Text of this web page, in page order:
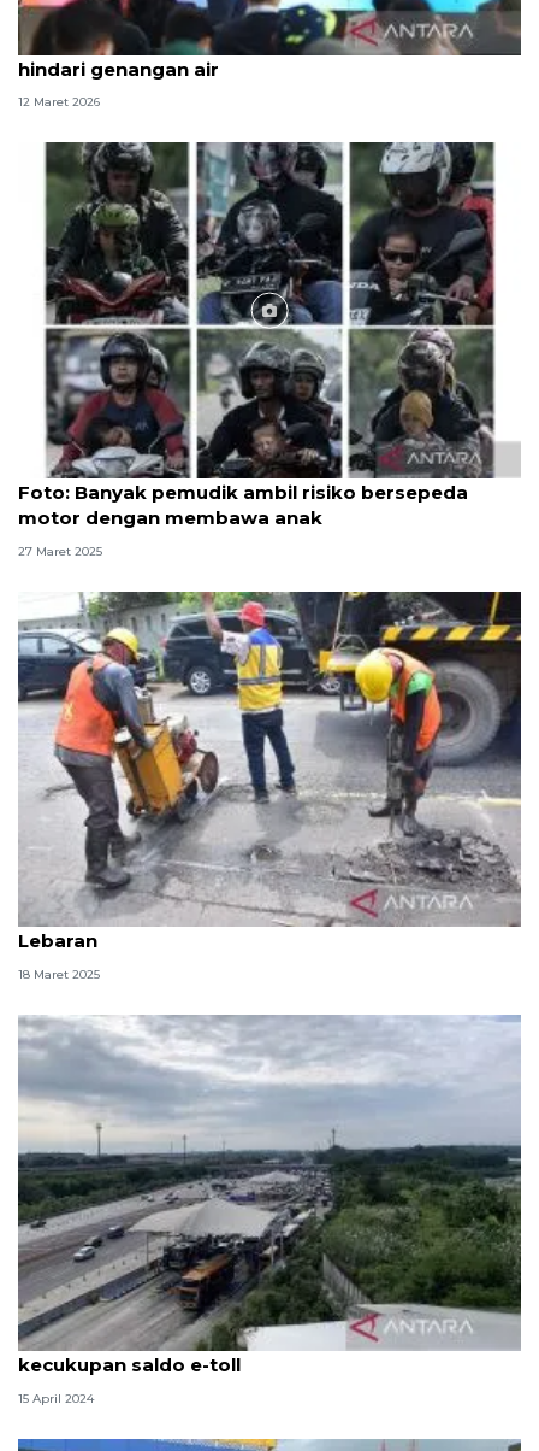
Tips buat pemudik, persiapkan kendaraan hingga
hindari genangan air
12 Maret 2026
Foto
Foto: Banyak pemudik ambil risiko bersepeda
motor dengan membawa anak
27 Maret 2025
BBPJN pastikan jalan nasional siap sebelum H-10
Lebaran
18 Maret 2025
Pengendara arus balik diingatkan untuk siapkan
kecukupan saldo e-toll
15 April 2024